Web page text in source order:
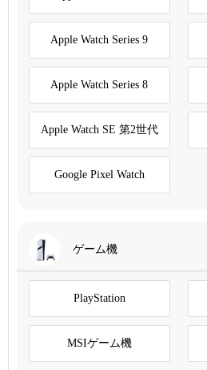
Apple Watch Series 9
Apple Watch Series 8
Apple Watch SE 第2世代
Google Pixel Watch
ゲーム機
PlayStation
MSIゲーム機